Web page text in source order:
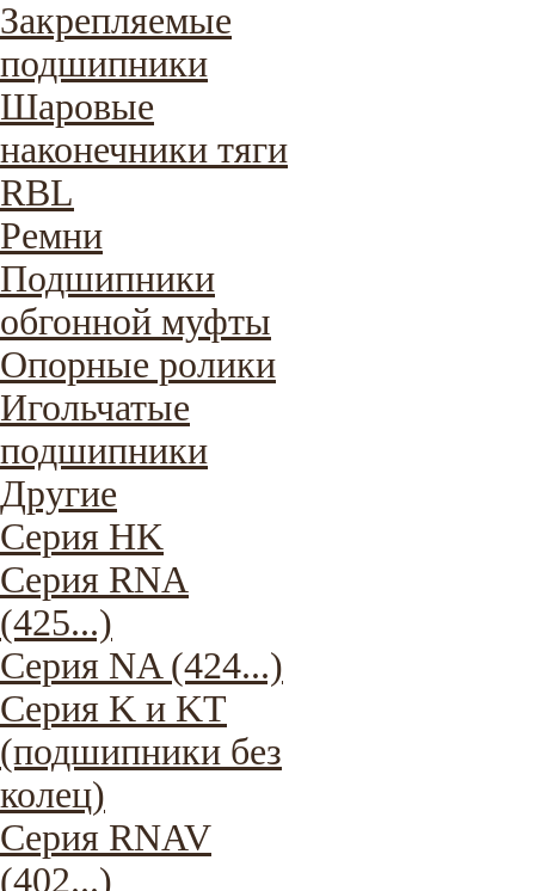
Закрепляемые
подшипники
Шаровые
наконечники тяги
RBL
Ремни
Подшипники
обгонной муфты
Опорные ролики
Игольчатые
подшипники
Другие
Серия HK
Серия RNA
(425...)
Серия NA (424...)
Серия K и KT
(подшипники без
колец)
Серия RNAV
(402...)